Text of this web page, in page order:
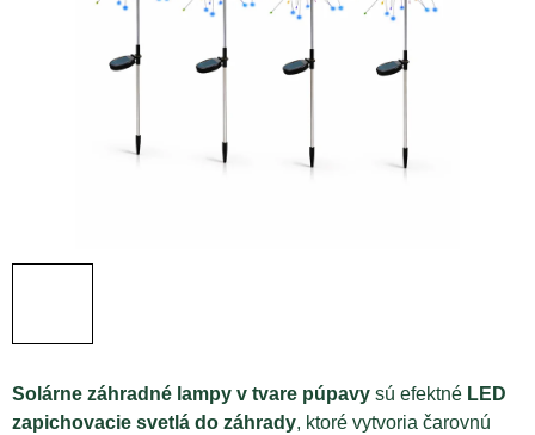
Solárne záhradné lampy v tvare púpavy sú efektné LED
zapichovacie svetlá do záhrady, ktoré vytvoria čarovnú